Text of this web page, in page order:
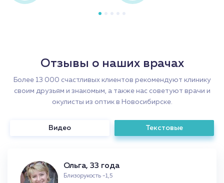
Отзывы о наших врачах
Более 13 000 счастливых клиентов рекомендуют клинику
своим друзьям и знакомым, а также нас советуют врачи и
окулисты из оптик в Новосибирске.
Видео Текстовые
Ольга, 33 года
Близорукость -1,5